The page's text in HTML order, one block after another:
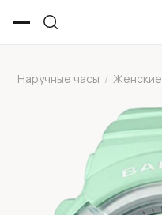
Наручные часы / Женские